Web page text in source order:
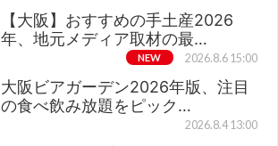
【大阪】おすすめの手土産2026
年、地元メディア取材の最…
NEW 2026.8.6 15:00
大阪ビアガーデン2026年版、注目
の食べ飲み放題をピック…
2026.8.4 13:00